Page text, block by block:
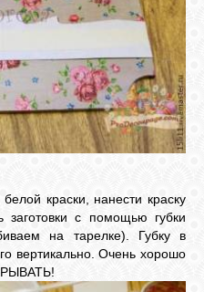
краски, нанести краску
с помощью губки
на тарелке). Губку в
вертикально. Очень хорошо